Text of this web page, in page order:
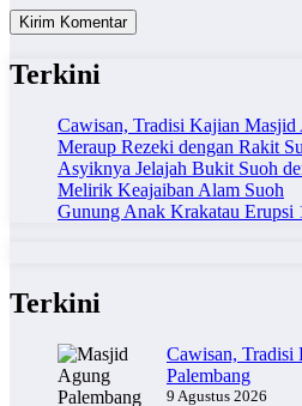
Terkini
Cawisan, Tradisi Kajian
Meraup Rezeki dengan Rakit
Asyiknya Jelajah Bukit Suoh
Melirik Keajaiban Alam Suoh
Gunung Anak Krakatau Erupsi
Terkini
Cawisan,
Palembang
9 Agustus 2026